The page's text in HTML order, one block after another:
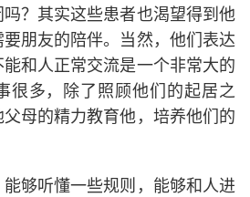
？其实这些患者也渴望得到他
朋友的陪伴。当然，他们表达
能和人正常交流是一个非常大的
很多，除了照顾他们的起居之
母的精力教育他，培养他们的
够听懂一些规则，能够和人进